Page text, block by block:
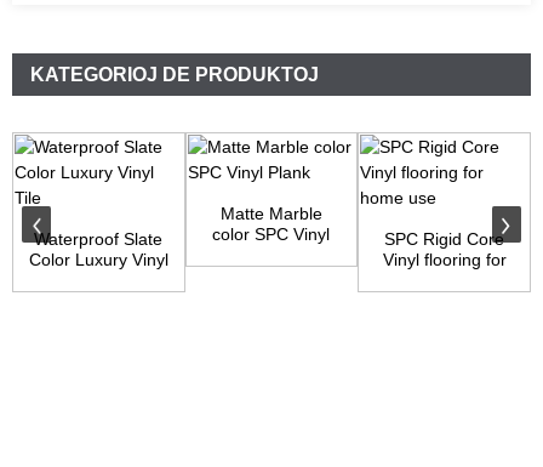
KATEGORIOJ DE PRODUKTOJ
Waterproof Slate
Color Luxury Vinyl
Matte Marble
color SPC Vinyl
SPC Rigid Core
Vinyl flooring for